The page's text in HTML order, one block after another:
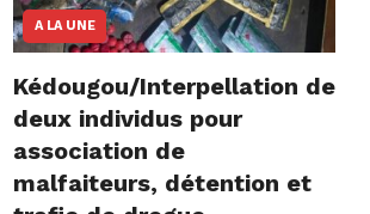
A LA UNE
Kédougou/Interpellation de
deux individus pour
association de
malfaiteurs, détention et